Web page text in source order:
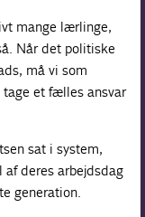
mange lærlinge,
Når det politiske
må vi som
et fælles ansvar
sat i system,
af deres arbejdsdag
generation.